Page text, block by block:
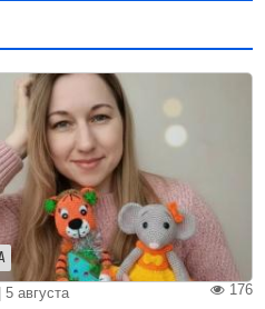
176
5 августа